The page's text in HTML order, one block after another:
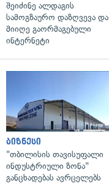
შეიძინე ალდაგის
სამოგზაურო დაზღვევა და
მიიღე გაორმაგებული
ინტერნეტი
ბიზნესი
"თბილისის თავისუფალი
ინდუსტრიული ზონა"
განცხადებას ავრცელებს